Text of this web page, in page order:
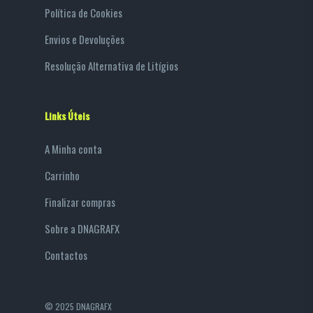
Política de Cookies
Envios e Devoluções
Resolução Alternativa de Litígios
Links Úteis
A Minha conta
Carrinho
Finalizar compras
Sobre a DNAGRAFX
Contactos
© 2025 DNAGRAFX